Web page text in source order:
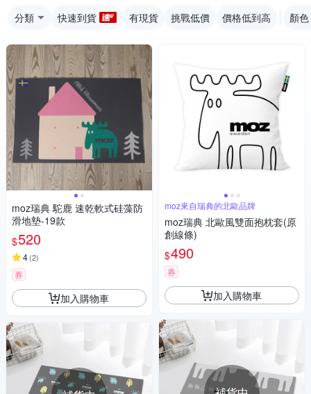
分類 快速到貨 有現貨 挑戰低價 價格低到高 顏色
moz瑞典 駝鹿 速乾軟式硅藻防
滑地墊-19款
$520
4(2)
券
加入購物車
moz來自瑞典的北歐品牌
moz瑞典 北歐風雙面抱枕套(原
創線條)
$490
券
加入購物車